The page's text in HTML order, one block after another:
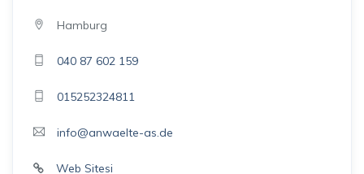
Hamburg
040 87 602 159
015252324811
info@anwaelte-as.de
Web Sitesi